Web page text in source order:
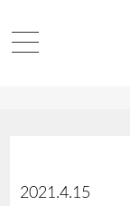
2021.4.15